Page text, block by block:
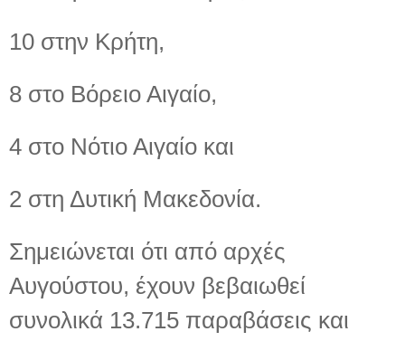
10 στην Κρήτη,
8 στο Βόρειο Αιγαίο,
4 στο Νότιο Αιγαίο και
2 στη Δυτική Μακεδονία.
Σημειώνεται ότι από αρχές
Αυγούστου, έχουν βεβαιωθεί
συνολικά 13.715 παραβάσεις και